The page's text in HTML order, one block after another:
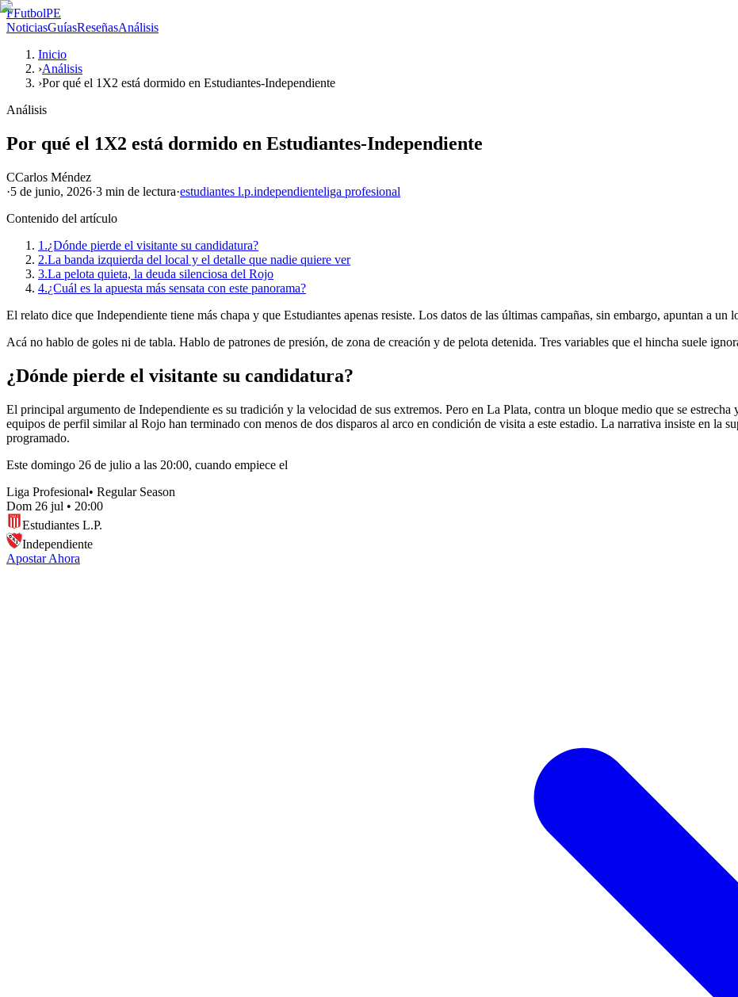
FFutbolPE
NoticiasGuíasReseñasAnálisis
Inicio
›Análisis
›Por qué el 1X2 está dormido en Estudiantes-Independiente
Análisis
Por qué el 1X2 está dormido en Estudiantes-Independiente
CCarlos Méndez
·5 de junio, 2026·3 min de lectura·estudiantes l.p.independienteliga profesional
Contenido del artículo
1.¿Dónde pierde el visitante su candidatura?
2.La banda izquierda del local y el detalle que nadie quiere ver
3.La pelota quieta, la deuda silenciosa del Rojo
4.¿Cuál es la apuesta más sensata con este panorama?
El relato dice que Independiente tiene más chapa y que Estudiantes apenas resiste. Los datos de las últimas campañas, sin embargo, apuntan a un
Acá no hablo de goles ni de tabla. Hablo de patrones de presión, de zona de creación y de pelota detenida. Tres variables que el hincha suele
¿Dónde pierde el visitante su candidatura?
El principal argumento de Independiente es su tradición y la velocidad de sus extremos. Pero en La Plata, contra un bloque medio que se
equipos de perfil similar al Rojo han terminado con menos de dos disparos al arco en condición de visita a este estadio. La narrativa insiste en la
programado.
Este domingo 26 de julio a las 20:00, cuando empiece el
Liga Profesional• Regular Season
Dom 26 jul • 20:00
Estudiantes L.P.
Independiente
Apostar Ahora